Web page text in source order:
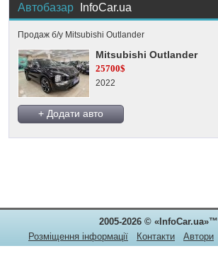
Автобазар InfoCar.ua
Продаж б/у Mitsubishi Outlander
Mitsubishi Outlander
25700$
2022
+ Додати авто
2005-2026 © «InfoCar.ua»™
Розміщення інформації
Контакти Автори